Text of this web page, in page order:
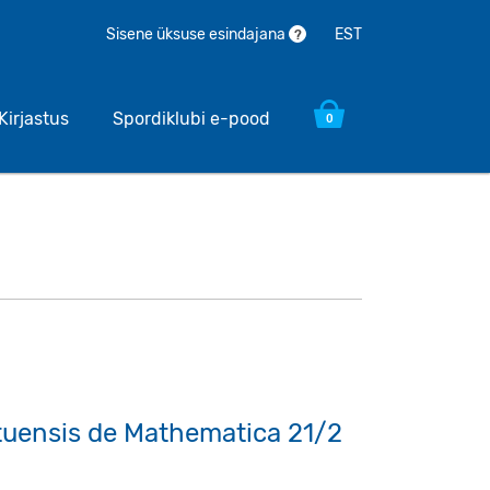
Sisene üksuse esindajana ? EST
Kirjastus Spordiklubi e-pood 0
de Mathematica 21/2